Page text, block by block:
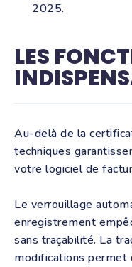
2025.
LES
Au-delà de la
techniques
votre logiciel de
Le verrouillage
enregistrement
sans traçabilité. La
modifications